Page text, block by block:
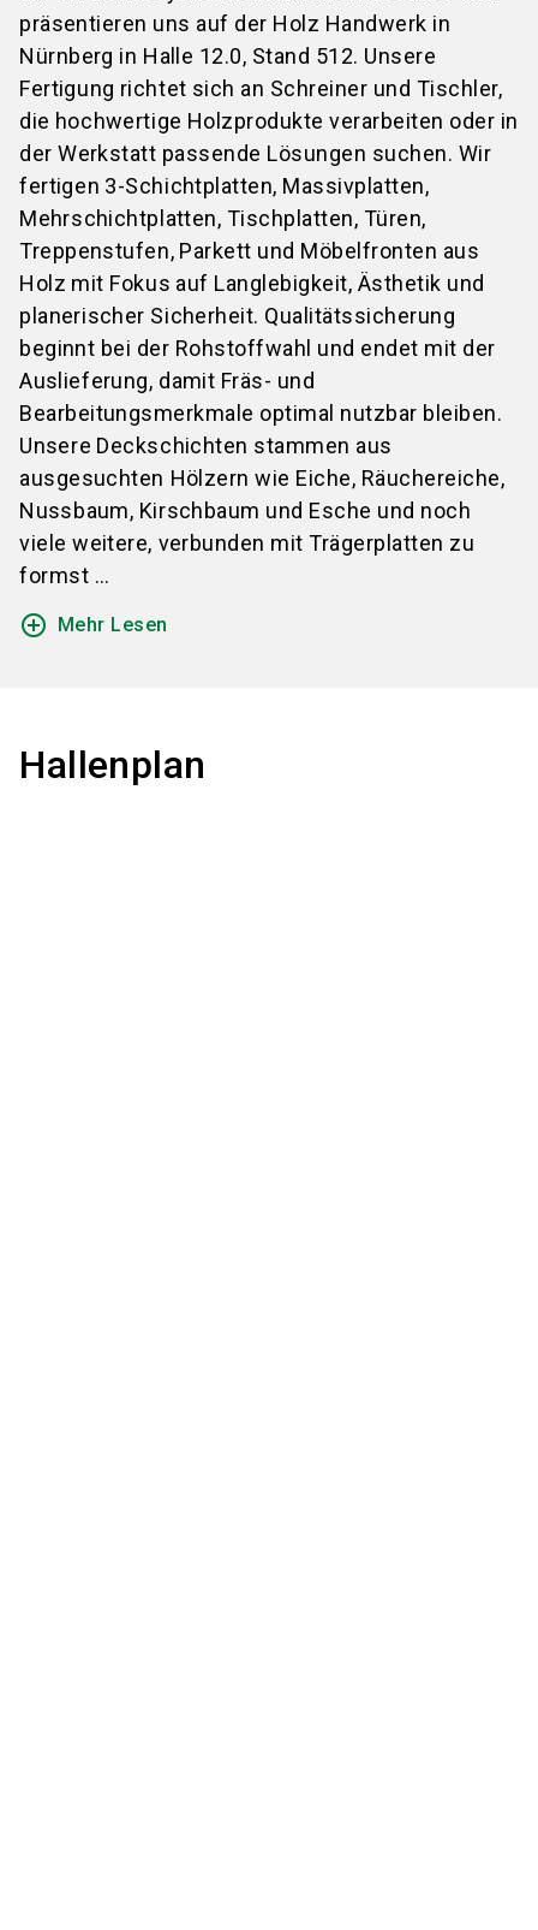
präsentieren uns auf der Holz Handwerk in
Nürnberg in Halle 12.0, Stand 512. Unsere
Fertigung richtet sich an Schreiner und Tischler,
die hochwertige Holzprodukte verarbeiten oder in
der Werkstatt passende Lösungen suchen. Wir
fertigen 3-Schichtplatten, Massivplatten,
Mehrschichtplatten, Tischplatten, Türen,
Treppenstufen, Parkett und Möbelfronten aus
Holz mit Fokus auf Langlebigkeit, Ästhetik und
planerischer Sicherheit. Qualitätssicherung
beginnt bei der Rohstoffwahl und endet mit der
Auslieferung, damit Fräs- und
Bearbeitungsmerkmale optimal nutzbar bleiben.
Unsere Deckschichten stammen aus
ausgesuchten Hölzern wie Eiche, Räuchereiche,
Nussbaum, Kirschbaum und Esche und noch
viele weitere, verbunden mit Trägerplatten zu
formst ...
add_circle_outline Mehr Lesen
Hallenplan